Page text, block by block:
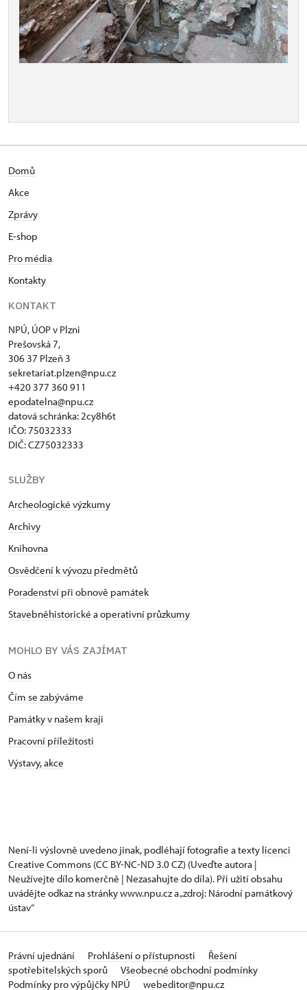
Domů
Akce
Zprávy
E-shop
Pro média
Kontakty
KONTAKT
NPÚ, ÚOP v Plzni
Prešovská 7,
306 37 Plzeň 3
sekretariat.plzen@npu.cz
+420 377 360 911
epodatelna@npu.cz
datová schránka: 2cy8h6t​
IČO: 75032333
DIČ: CZ75032333
SLUŽBY
Archeologické výzkumy
Archivy
Knihovna
Osvědčení k vývozu předmětů
Poradenství při obnově památek
Stavebněhistorické a operativní průzkumy
MOHLO BY VÁS ZAJÍMAT
O nás
Čím se zabýváme
Památky v našem kraji
Pracovní příležitosti
Výstavy, akce
Není-li výslovně uvedeno jinak, podléhají fotografie a texty licenci
Creative Commons (CC BY-NC-ND 3.0 CZ) (Uveďte autora |
Neužívejte dílo komerčně | Nezasahujte do díla). Při užití obsahu
uvádějte odkaz na stránky www.npu.cz a „zdroj: Národní památkový
ústav“
Právní ujednání Prohlášení o přístupnosti
Řešení
spotřebitelských sporů
Všeobecné obchodní podmínky
Podmínky pro výpůjčky NPÚ
webeditor@npu.cz